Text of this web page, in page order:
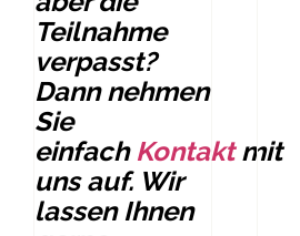
Teilnahme
verpasst?
Dann nehmen
Sie
einfach Kontaktmit
uns auf. Wir
lassen Ihnen